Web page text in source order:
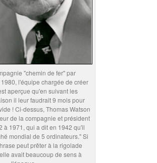
"chemin de fer" par
l'équipe chargée de créer
aperçue qu'en suivant les
il leur faudrait 9 mois pour
! Ci-dessus, Thomas Watson
de la compagnie et président
à 1971, qui a dit en 1942 qu'il
mondial de 5 ordinateurs." Si
peut prêter à la rigolade
avait beaucoup de sens à